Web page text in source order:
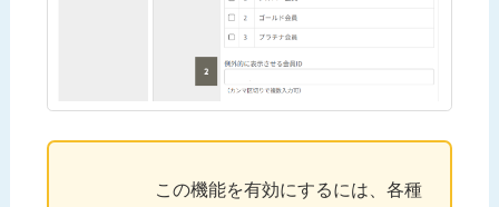
この機能を有効にするには、各種